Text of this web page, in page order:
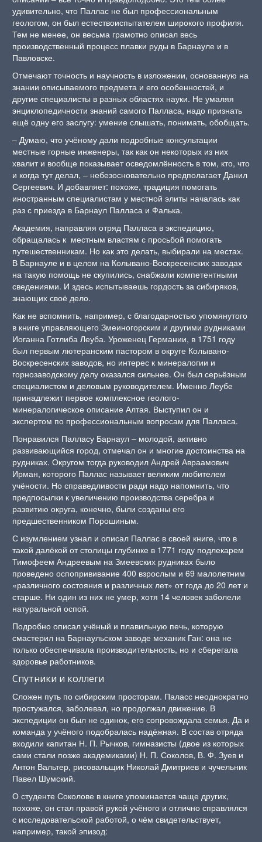
удивительно, что Паллас не был профессиональным
геологом, он был естествоиспытателем широкого профиля.
Тем не менее, он весьма грамотно описал весь
производственный процесс плавки руды в Барнауле и в
Павловске.
Отмечают точность и научность в изложении, основанную на
знании описываемого предмета и его особенностей, и
другие специалисты в разных областях науки. Не умаляя
энциклопедичности знаний самого Палласа, надо признать
ещё одну его заслугу: умение слышать, понимать, обобщать.
– Думаю, что учёному дали подробные консультации
местные горные инженеры, так как он некоторых из них
хвалит и вообще показывает осведомлённость в том, кто, что
и когда тут делал, – небезосновательно предполагает Данил
Сергеевич. И добавляет: похоже, традиция помогать
иностранным специалистам у местной элиты началась как
раз с приезда в Барнаул Палласа и Фалька.
Академия, направляя отряд Палласа в экспедицию,
обращалась к местным властям с просьбой помогать
путешественникам. Но как это делать, выбирали на местах.
В Барнауле и в целом на Колывано-Воскресенских заводах
на такую помощь не скупились, снабжали компетентными
сведениями. И здесь испытываешь гордость за сибиряков,
знающих своё дело.
Как не вспомнить, например, с благодарностью упомянутого
в книге управляющего Змеиногорским и другими рудниками
Иоганна Готлиба Леуба. Уроженец Германии, в 1751 году
был первым лютеранским пастором в округе Колывано-
Воскресенских заводов, но интерес к минералогии и
горнозаводскому делу оказался сильнее. Он был серьёзным
специалистом и деловым руководителем. Именно Леубе
принадлежит первое комплексное геолого-
минералогическое описание Алтая. Выступил он и
экспертом по профессиональным вопросам для Палласа.
Понравился Палласу Барнаул – молодой, активно
развивающийся город, отмечал он и многие достоинства на
рудниках. Округом тогда руководил Андрей Авраамович
Ирман, которого Паллас называет великим любителем
учёности. Но справедливости ради надо напомнить, что
предпосылки к увеличению производства серебра и
развитию округа, конечно, были созданы его
предшественником Порошиным.
С изумлением узнал и описал Паллас в своей книге, что в
такой далёкой от столицы глубинке в 1771 году подлекарем
Тимофеем Андреевым на Змеевских рудниках было
проведено оспопрививание 400 взрослым и 69 малолетним
«различного состояния и различных лет» от года до 20 лет и
старше. Ни один из них не умер, хотя 14 человек заболели
натуральной оспой.
Подробно описал учёный и плавильную печь, которую
смастерил на Барнаульском заводе механик Ган: она не
только обеспечивала производительность, но и сберегала
здоровье работников.
Спутники и коллеги
Сложен путь по сибирским просторам. Паласс неоднократно
простужался, заболевал, но продолжал движение. В
экспедиции он был не одинок, его сопровождала семья. Да и
команда у учёного подобралась надёжная. В состав отряда
входили капитан Н. П. Рычков, гимназисты (двое из которых
сами стали позже академиками) Н. П. Соколов, В. Ф. Зуев и
Антон Вальтер, рисовальщик Николай Дмитриев и чучельник
Павел Шумский.
О студенте Соколове в книге упоминается чаще других,
похоже, он стал правой рукой учёного и отлично справлялся
с исследовательской работой, о чём свидетельствует,
например, такой эпизод: